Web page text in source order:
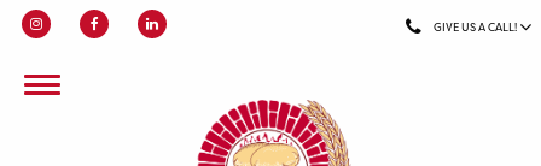
GIVE US A CALL!